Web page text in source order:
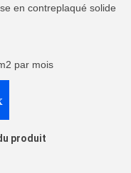
en contreplaqué solide
par mois
produit